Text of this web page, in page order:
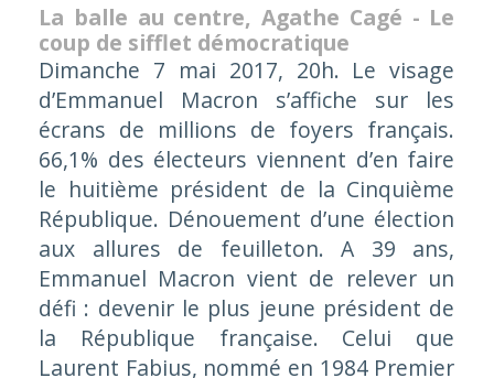
La balle au centre, Agathe Cagé - Le
coup de sifflet démocratique
Dimanche 7 mai 2017, 20h. Le visage
d’Emmanuel Macron s’affiche sur les
écrans de millions de foyers français.
66,1% des électeurs viennent d’en faire
le huitième président de la Cinquième
République. Dénouement d’une élection
aux allures de feuilleton. A 39 ans,
Emmanuel Macron vient de relever un
défi : devenir le plus jeune président de
la République française. Celui que
Laurent Fabius, nommé en 1984 Premier